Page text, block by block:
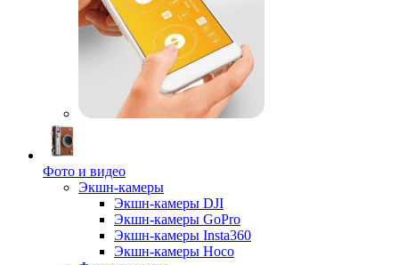
Фото и видео
Экшн-камеры
Экшн-камеры DJI
Экшн-камеры GoPro
Экшн-камеры Insta360
Экшн-камеры Hoco